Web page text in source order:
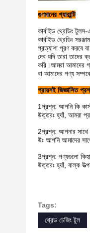
গুণমানের গ্যারান্টি
কার্বাইড থ্রেডিং
কার্বাইড থ্রেডিং
প্রত্যাশা পূরণ করবে
দেব যদি তারা তাদের
করি।আমরা আমাদের
বা আমাদের পণ্য
প্রায়শই জিজ্ঞাসিত
1প্রশ্ন: আপনি কি
উত্তরঃ হ্যাঁ, আমরা
2প্রশ্ন: আপনার সাথে
উঃ আপনি আমাদের
3প্রশ্ন: পণ্যগুলো কি
উত্তরঃ হ্যাঁ, বাল্ক
Tags:
থ্রেড চেজিং টুল